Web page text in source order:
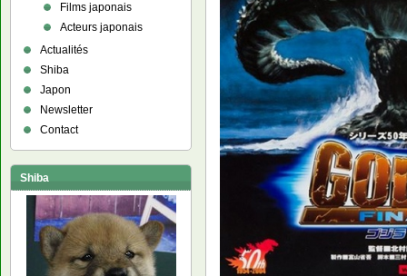
Films japonais
Acteurs japonais
Actualités
Shiba
Japon
Newsletter
Contact
Shiba